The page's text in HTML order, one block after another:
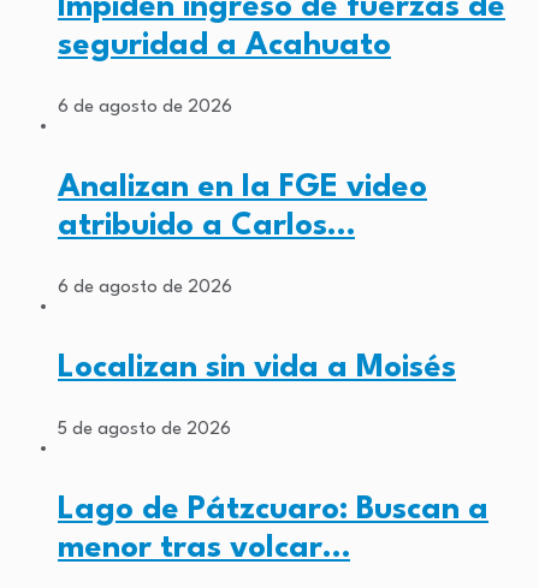
Impiden ingreso de fuerzas de
seguridad a Acahuato
6 de agosto de 2026
Analizan en la FGE video
atribuido a Carlos…
6 de agosto de 2026
Localizan sin vida a Moisés
5 de agosto de 2026
Lago de Pátzcuaro: Buscan a
menor tras volcar…